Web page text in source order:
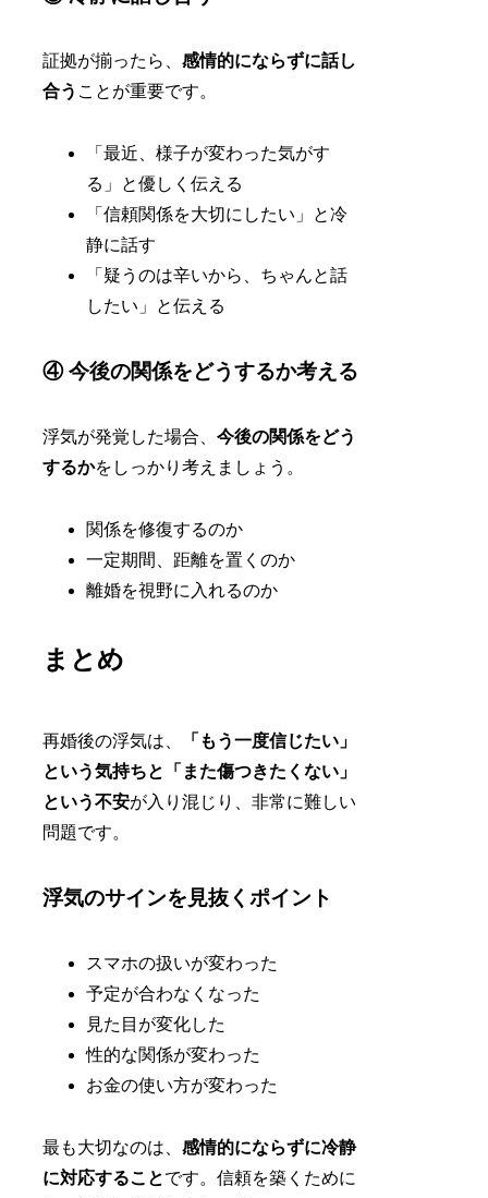
証拠が揃ったら、感情的にならずに話し
合う ことが重要です。
「最近、様子が変わった気がす
る」と優しく伝える
「信頼関係を大切にしたい」と冷
静に話す
「疑うのは辛いから、ちゃんと話
したい」と伝える
④ 今後の関係をどうするか考える
浮気が発覚した場合、今後の関係をどう
するかをしっかり考えましょう。
関係を修復するのか
一定期間、距離を置くのか
離婚を視野に入れるのか
まとめ
再婚後の浮気は、
「もう一度信じたい」
という気持ちと「また傷つきたくない」
という不安が入り混じり、非常に難しい
問題です。
浮気のサインを見抜くポイント
スマホの扱いが変わった
予定が合わなくなった
見た目が変化した
性的な関係が変わった
お金の使い方が変わった
最も大切なのは、感情的にならずに冷静
に対応することです。信頼を築くために